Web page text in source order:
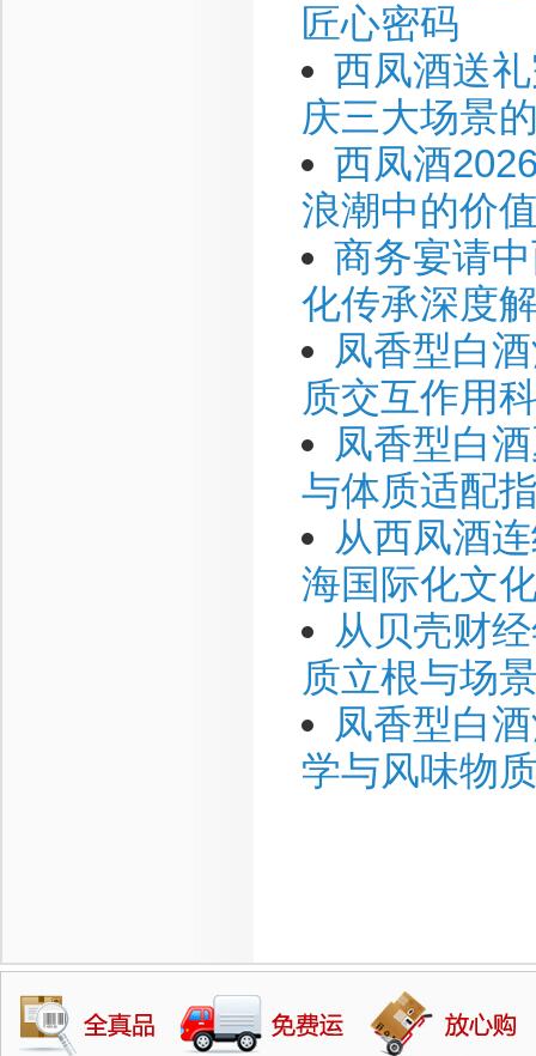
匠心密码
西凤酒送
庆三大场景
西凤酒
浪潮中的价
商务宴请
化传承深度
凤香型白
质交互作用
凤香型白
与体质适配
从西凤酒
海国际化文
从贝壳财
质立根与场
凤香型白
学与风味物